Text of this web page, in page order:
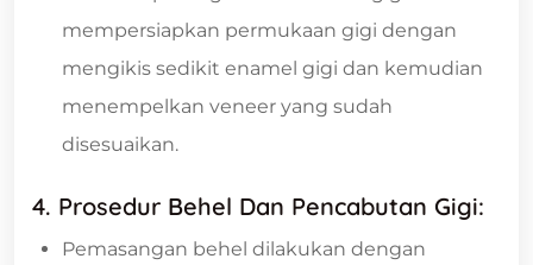
mempersiapkan permukaan gigi dengan
mengikis sedikit enamel gigi dan kemudian
menempelkan veneer yang sudah
disesuaikan.
4. Prosedur Behel Dan Pencabutan Gigi:
Pemasangan behel dilakukan dengan